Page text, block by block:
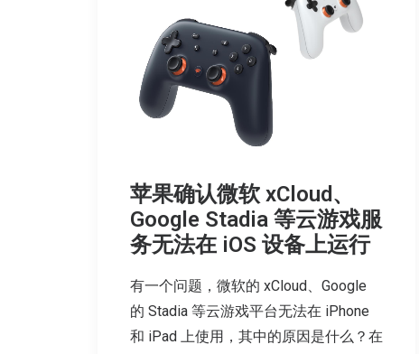
苹果确认微软 xCloud、
Google Stadia 等云游戏服
务无法在 iOS 设备上运行
有一个问题，微软的 xCloud、Google
的 Stadia 等云游戏平台无法在 iPhone
和 iPad 上使用，其中的原因是什么？在